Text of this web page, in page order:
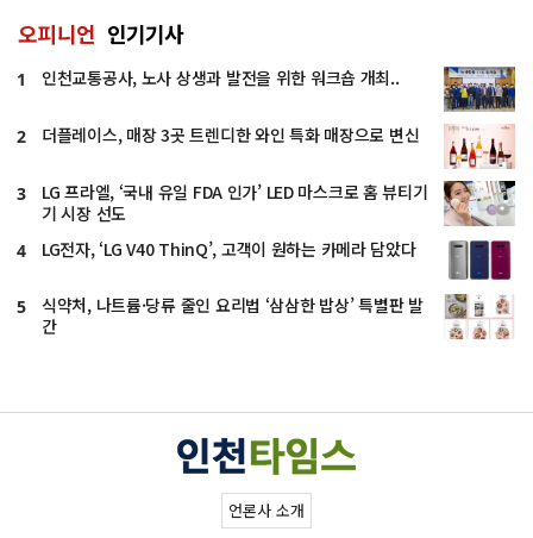
오피니언 인기기사
1 인천교통공사, 노사 상생과 발전을 위한 워크숍 개최..
2 더플레이스, 매장 3곳 트렌디한 와인 특화 매장으로 변신
3
LG 프라엘, ‘국내 유일 FDA 인가’ LED 마스크로 홈 뷰티기
기 시장 선도
4 LG전자, ‘LG V40 ThinQ’, 고객이 원하는 카메라 담았다
5
식약처, 나트륨·당류 줄인 요리법 ‘삼삼한 밥상’ 특별판 발
간
언론사 소개